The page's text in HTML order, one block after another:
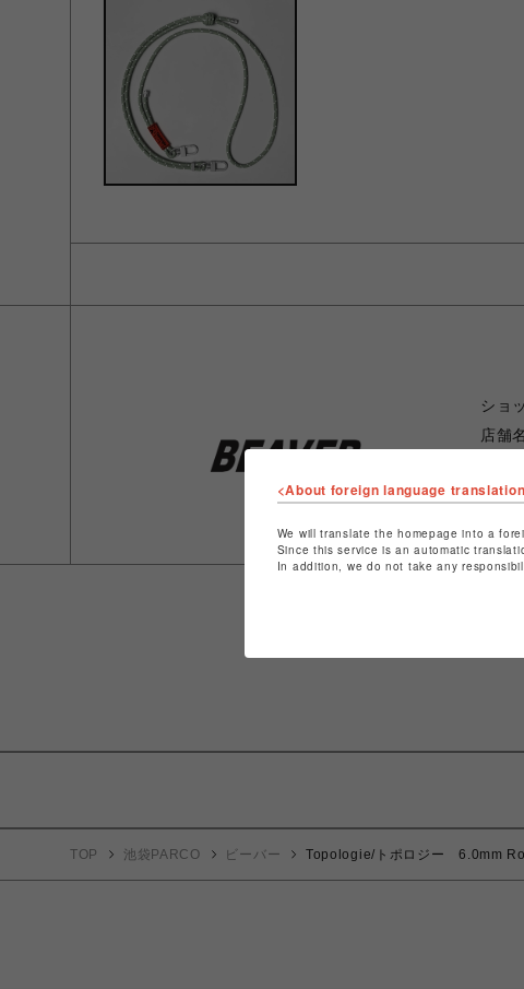
ショ
店舗名
ショ
TOP 池袋PARCO ビーバー Topologie/トポロジー 6.0mm
<About foreign language
We will translate the homepage into a
Since this service is an automatic
In addition, we do not take any